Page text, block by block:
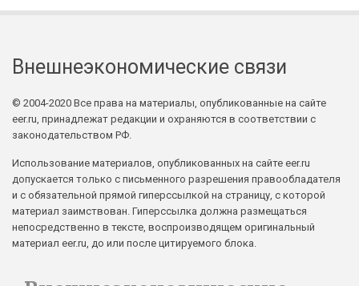
Внешнеэкономические связи
© 2004-2020 Все права на материалы, опубликованные на сайте
eer.ru, принадлежат редакции и охраняются в соответствии с
законодательством РФ.
Использование материалов, опубликованных на сайте eer.ru
допускается только с письменного разрешения правообладателя
и с обязательной прямой гиперссылкой на страницу, с которой
материал заимствован. Гиперссылка должна размещаться
непосредственно в тексте, воспроизводящем оригинальный
материал eer.ru, до или после цитируемого блока.